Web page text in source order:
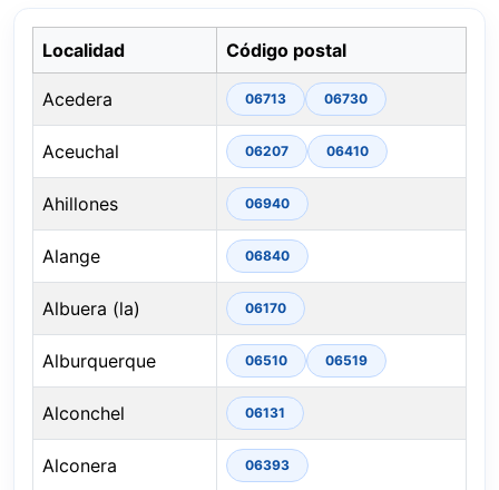
Localidad Código postal
Acedera 06713 06730
Aceuchal 06207 06410
Ahillones 06940
Alange 06840
Albuera (la) 06170
Alburquerque 06510 06519
Alconchel 06131
Alconera 06393